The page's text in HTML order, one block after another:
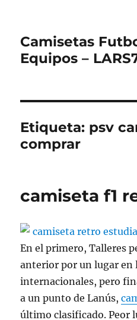
Camisetas
Equipos –
Etiqueta: psv
comprar
camiseta f1
En el primero, Talleres
anterior por un lugar en
internacionales, pero
a un punto de Lanús,
último clasificado. Peor